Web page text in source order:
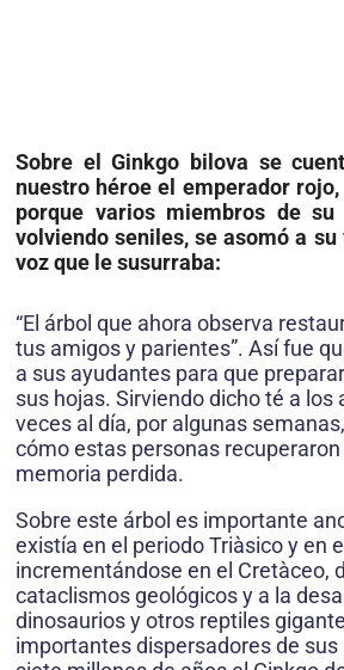
Sobre el Ginkgo bilova se
nuestro héroe el emperador
porque varios miembros de
volviendo seniles, se asomó a su
voz que le susurraba:
“El árbol que ahora observa
tus amigos y parientes”. Así fue
a sus ayudantes para que
sus hojas. Sirviendo dicho té a los
veces al día, por algunas
cómo estas personas
memoria perdida.
Sobre este árbol es importante
existía en el periodo Triàsico y en
incrementándose en el Cretàceo,
cataclismos geológicos y a la
dinosaurios y otros reptiles
importantes dispersadores de sus